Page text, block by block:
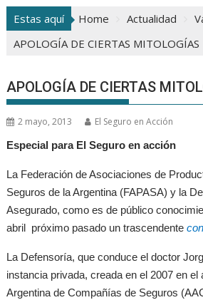
Estas aquí Home Actualidad
APOLOGÍA DE CIERTAS MITOLOGÍAS
APOLOGÍA DE CIERTAS
2 mayo, 2013
El Seguro en Acción
Especial para El Seguro en acción
La Federación de Asociaciones de
Seguros de la Argentina (FAPASA) y la
Asegurado, como es de público
abril próximo pasado un trascendente
La Defensoría, que conduce el doctor
instancia privada, creada en el 2007 en
Argentina de Compañías de Seguros